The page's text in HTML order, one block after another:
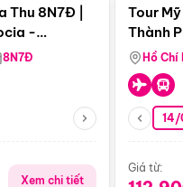
Thu 8N7Đ |
-
8N7Đ
Xem chi tiết
Tour Mỹ
Thành
ThiênHồ Chí
14/
Giá từ: